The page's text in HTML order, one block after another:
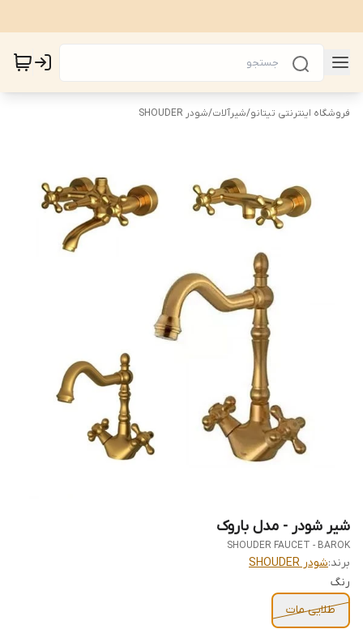
فروشگاه اینترنتی تیتانو/شیرآلات/شودر SHOUDER
شیر شودر - مدل باروک
SHOUDER FAUCET - BAROK
برند:شودر SHOUDER
رنگ
طلایی مات